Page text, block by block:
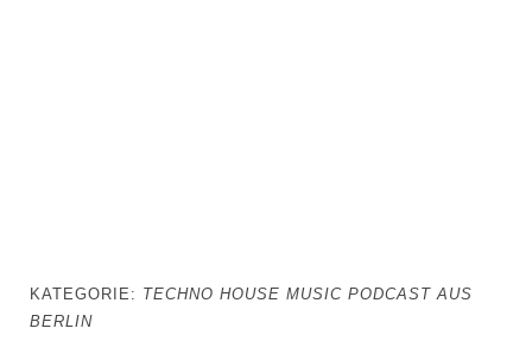
KATEGORIE: TECHNO HOUSE MUSIC PODCAST AUS
BERLIN